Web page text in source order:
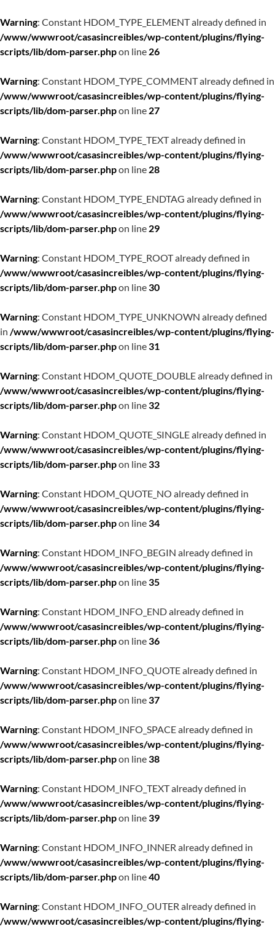
Warning: Constant HDOM_TYPE_ELEMENT already defined in
/www/wwwroot/casasincreibles/wp-content/plugins/flying-
scripts/lib/dom-parser.phpon line 26
Warning: Constant HDOM_TYPE_COMMENT already defined in
/www/wwwroot/casasincreibles/wp-content/plugins/flying-
scripts/lib/dom-parser.phpon line 27
Warning: Constant HDOM_TYPE_TEXT already defined in
/www/wwwroot/casasincreibles/wp-content/plugins/flying-
scripts/lib/dom-parser.phpon line 28
Warning: Constant HDOM_TYPE_ENDTAG already defined in
/www/wwwroot/casasincreibles/wp-content/plugins/flying-
scripts/lib/dom-parser.phpon line 29
Warning: Constant HDOM_TYPE_ROOT already defined in
/www/wwwroot/casasincreibles/wp-content/plugins/flying-
scripts/lib/dom-parser.phpon line30
Warning: Constant HDOM_TYPE_UNKNOWN already defined
in /www/wwwroot/casasincreibles/wp-content/plugins/flying-
scripts/lib/dom-parser.phpon line31
Warning: Constant HDOM_QUOTE_DOUBLE already defined in
/www/wwwroot/casasincreibles/wp-content/plugins/flying-
scripts/lib/dom-parser.phpon line32
Warning: Constant HDOM_QUOTE_SINGLE already defined in
/www/wwwroot/casasincreibles/wp-content/plugins/flying-
scripts/lib/dom-parser.phpon line33
Warning: Constant HDOM_QUOTE_NO already defined in
/www/wwwroot/casasincreibles/wp-content/plugins/flying-
scripts/lib/dom-parser.phpon line34
Warning: Constant HDOM_INFO_BEGIN already defined in
/www/wwwroot/casasincreibles/wp-content/plugins/flying-
scripts/lib/dom-parser.phpon line35
Warning: Constant HDOM_INFO_END already defined in
/www/wwwroot/casasincreibles/wp-content/plugins/flying-
scripts/lib/dom-parser.phpon line36
Warning: Constant HDOM_INFO_QUOTE already defined in
/www/wwwroot/casasincreibles/wp-content/plugins/flying-
scripts/lib/dom-parser.phpon line37
Warning: Constant HDOM_INFO_SPACE already defined in
/www/wwwroot/casasincreibles/wp-content/plugins/flying-
scripts/lib/dom-parser.phpon line38
Warning: Constant HDOM_INFO_TEXT already defined in
/www/wwwroot/casasincreibles/wp-content/plugins/flying-
scripts/lib/dom-parser.phpon line39
Warning: Constant HDOM_INFO_INNER already defined in
/www/wwwroot/casasincreibles/wp-content/plugins/flying-
scripts/lib/dom-parser.phpon line40
Warning: Constant HDOM_INFO_OUTER already defined in
/www/wwwroot/casasincreibles/wp-content/plugins/flying-